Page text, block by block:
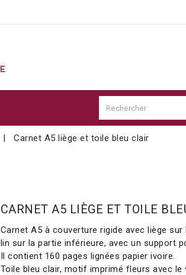
Carnet A5 liège et toile bleu clair
CARNET A5 LIÈGE ET TOILE
Carnet A5 à couverture rigide avec liège
lin sur la partie inférieure, avec un support
Il contient 160 pages lignées papier ivoire.
Toile bleu clair, motif imprimé fleurs avec le